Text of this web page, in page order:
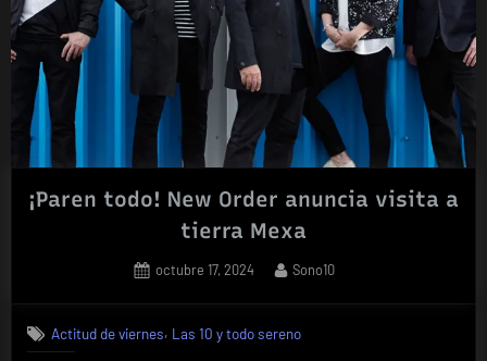
¡Paren todo! New Order anuncia visita a
tierra Mexa
Posted
octubre 17, 2024 By
Sono10
Actitud de viernes, Las 10 y todo sereno